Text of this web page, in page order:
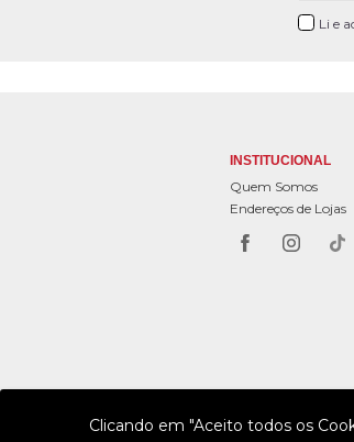
Li e
INSTITUCIONAL
Quem Somos
Endereços de Lojas
Clicando em "Aceito todos os